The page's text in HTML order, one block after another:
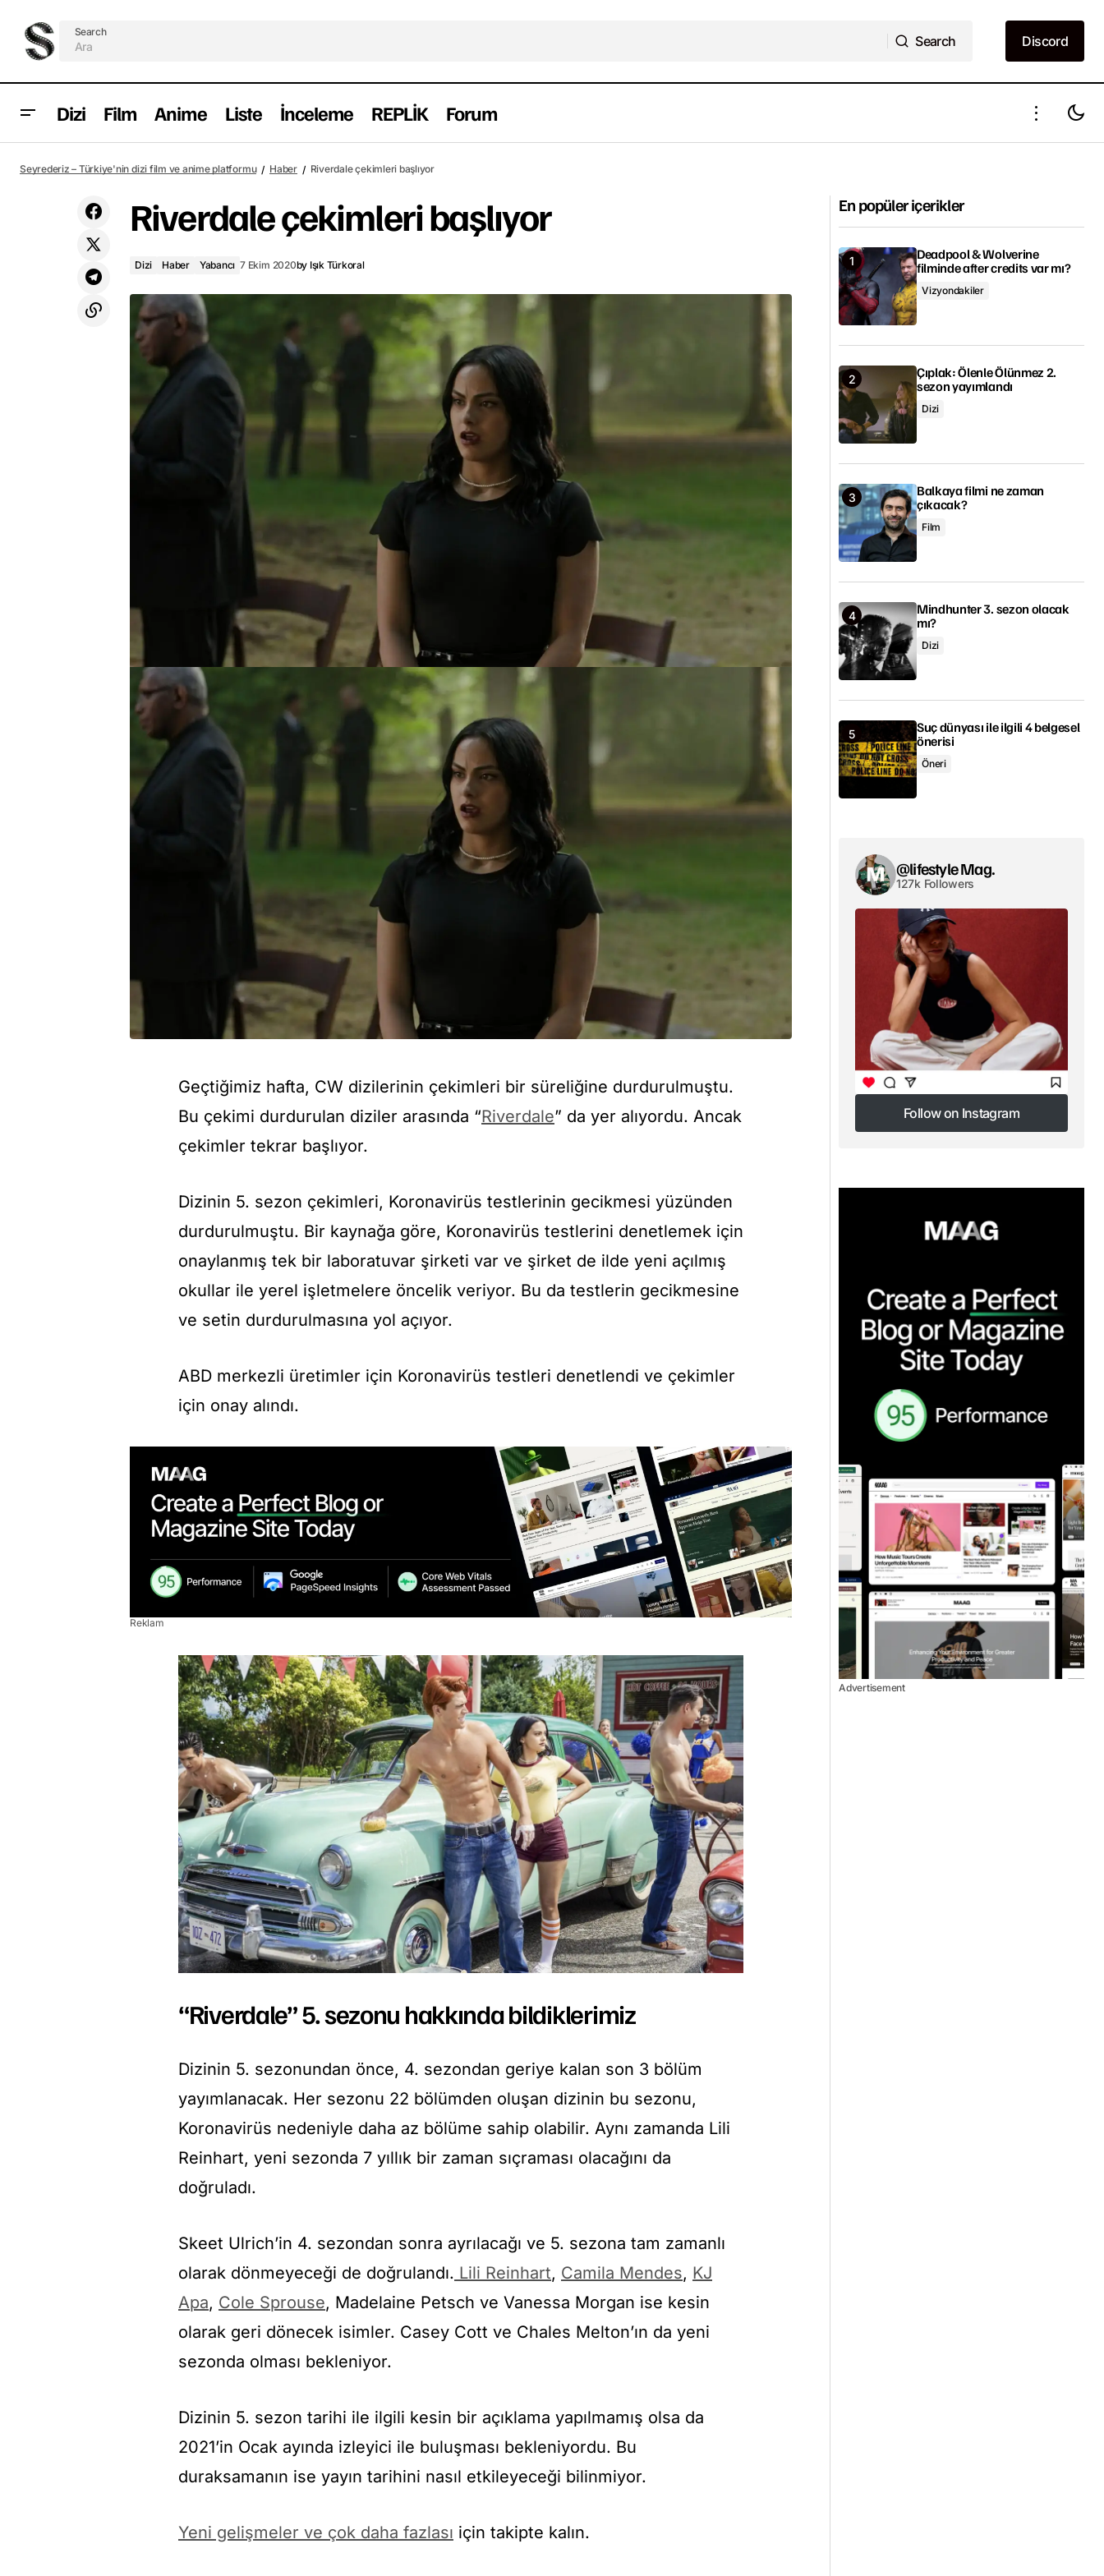
Search
Search
Discord
Discord
Dizi Film Anime Liste İnceleme REPLİK Forum
yayımlandı
Dizi
Seyrederiz – Türkiye'nin dizi film ve anime platformu Haber Riverdale çekimleri başlıyor
Riverdale çekimleri başlıyor
Dizi Haber Yabancı 7 Ekim 2020by Işık Türkoral
Geçtiğimiz hafta, CW dizilerinin çekimleri bir süreliğine durdurulmuştu.
Bu çekimi durdurulan diziler arasında “Riverdale” da yer alıyordu. Ancak
çekimler tekrar başlıyor.
Dizinin 5. sezon çekimleri, Koronavirüs testlerinin gecikmesi yüzünden
durdurulmuştu. Bir kaynağa göre, Koronavirüs testlerini denetlemek için
onaylanmış tek bir laboratuvar şirketi var ve şirket de ilde yeni açılmış
okullar ile yerel işletmelere öncelik veriyor. Bu da testlerin gecikmesine
ve setin durdurulmasına yol açıyor.
ABD merkezli üretimler için Koronavirüs testleri denetlendi ve çekimler
için onay alındı.
Reklam
“Riverdale” 5. sezonu hakkında bildiklerimiz
Dizinin 5. sezonundan önce, 4. sezondan geriye kalan son 3 bölüm
yayımlanacak. Her sezonu 22 bölümden oluşan dizinin bu sezonu,
Koronavirüs nedeniyle daha az bölüme sahip olabilir. Aynı zamanda Lili
Reinhart, yeni sezonda 7 yıllık bir zaman sıçraması olacağını da
doğruladı.
Skeet Ulrich’in 4. sezondan sonra ayrılacağı ve 5. sezona tam zamanlı
olarak dönmeyeceği de doğrulandı. Lili Reinhart, Camila Mendes, KJ
Apa, Cole Sprouse, Madelaine Petsch ve Vanessa Morgan ise kesin
olarak geri dönecek isimler. Casey Cott ve Chales Melton’ın da yeni
sezonda olması bekleniyor.
Dizinin 5. sezon tarihi ile ilgili kesin bir açıklama yapılmamış olsa da
2021’in Ocak ayında izleyici ile buluşması bekleniyordu. Bu
duraksamanın ise yayın tarihini nasıl etkileyeceği bilinmiyor.
Yeni gelişmeler ve çok daha fazlası için takipte kalın.
En popüler içerikler
Deadpool & Wolverine
filminde after credits var mı?
Vizyondakiler
Çıplak: Ölenle Ölünmez 2.
sezon yayımlandı
Dizi
Balkaya filmi ne zaman
çıkacak?
Film
Mindhunter 3. sezon olacak
mı?
Dizi
Suç dünyası ile ilgili 4 belgesel
önerisi
Öneri
@lifestyle Mag.
127k Followers
Follow on Instagram
Follow on Instagram
Advertisement